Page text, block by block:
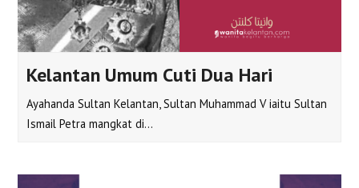
Kelantan Umum Cuti Dua Hari
Ayahanda Sultan Kelantan, Sultan Muhammad V iaitu Sultan
Ismail Petra mangkat di…